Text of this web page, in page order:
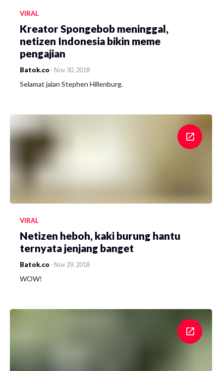
VIRAL
Kreator Spongebob meninggal,
netizen Indonesia bikin meme
pengajian
Batok.co - Nov 30, 2018
Selamat jalan Stephen Hillenburg.
VIRAL
Netizen heboh, kaki burung hantu
ternyata jenjang banget
Batok.co - Nov 29, 2018
WOW!